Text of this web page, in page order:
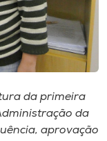
da primeira
da
aprovação